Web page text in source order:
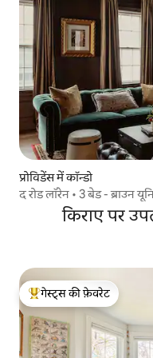
प्रोविडेंस में कॉन्डो
द रोड लॉरेन • 3 बेड - ब्राउन
किराए पर
गेस्ट्स का टॉप फ़ेवरेट
गेस्ट्स की फ़ेवरेट